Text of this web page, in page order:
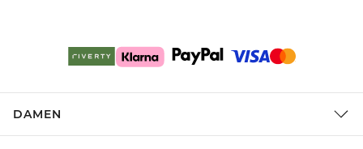
DAMEN